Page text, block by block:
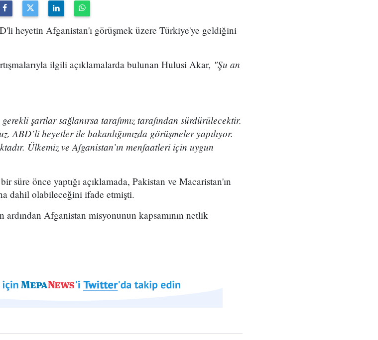
heyetin Afganistan'ı görüşmek üzere Türkiye'ye geldiğini
ilgili açıklamalarda bulunan Hulusi Akar, "Şu an
şartlar sağlanırsa tarafımız tarafından sürdürülecektir.
ABD’li heyetler ile bakanlığımızda görüşmeler yapılıyor.
Ülkemiz ve Afganistan’ın menfaatleri için uygun
süre önce yaptığı açıklamada, Pakistan ve Macaristan'ın
dahil olabileceğini ifade etmişti.
Afganistan misyonunun kapsamının netlik